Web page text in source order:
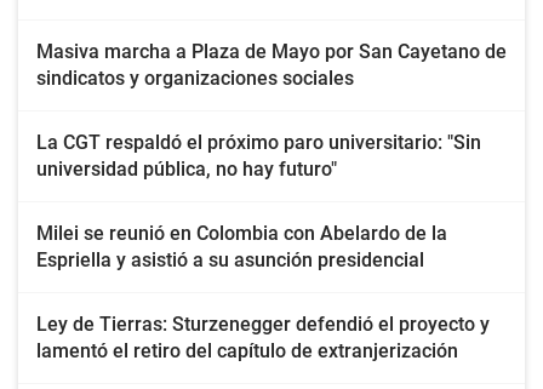
Masiva marcha a Plaza de Mayo por San Cayetano de
sindicatos y organizaciones sociales
La CGT respaldó el próximo paro universitario: "Sin
universidad pública, no hay futuro"
Milei se reunió en Colombia con Abelardo de la
Espriella y asistió a su asunción presidencial
Ley de Tierras: Sturzenegger defendió el proyecto y
lamentó el retiro del capítulo de extranjerización